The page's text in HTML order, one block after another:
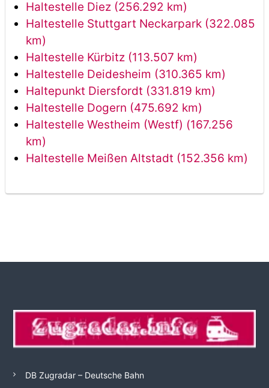
Haltestelle Diez (256.292 km)
Haltestelle Stuttgart Neckarpark (322.085
km)
Haltestelle Kürbitz (113.507 km)
Haltestelle Deidesheim (310.365 km)
Haltepunkt Diersfordt (331.819 km)
Haltestelle Dogern (475.692 km)
Haltestelle Westheim (Westf) (167.256
km)
Haltestelle Meißen Altstadt (152.356 km)
DB Zugradar – Deutsche Bahn